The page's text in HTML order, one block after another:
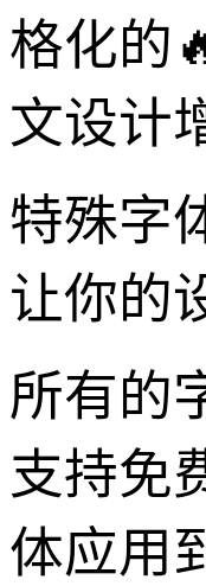
格化的
文设计
特殊字
让你的
所有的
支持免
体应用